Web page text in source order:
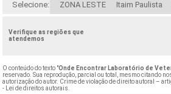
Selecione: ZONA LESTE Itaim Paulista
Verifique as regiões que
atendemos
O conteúdo do texto "Onde Encontrar Laboratório de
reservado. Sua reprodução, parcial ou total, mesmo citando
autorização do autor. Crime de violação de direito autoral –
- Lei de direitos autorais